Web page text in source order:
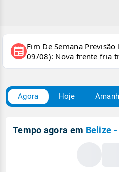
newspaper Fim De Semana
09/08): Nova frente fria
para áreas do país
Agora Hoje
Tempo agora em Belize -
Carregando
condições